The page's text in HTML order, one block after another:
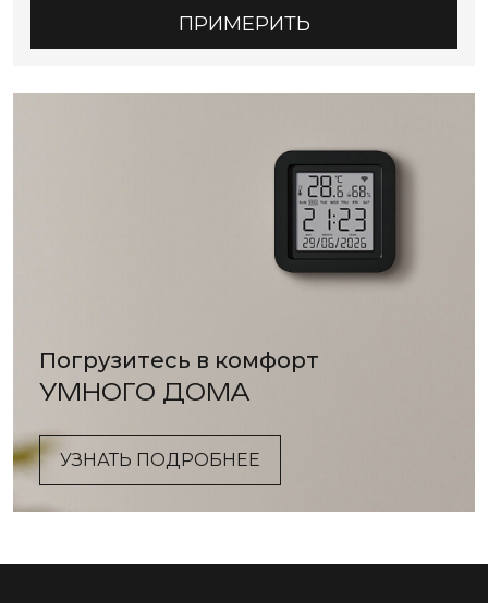
ПРИМЕРИТЬ
Погрузитесь в комфорт
УМНОГО ДОМА
УЗНАТЬ ПОДРОБНЕЕ